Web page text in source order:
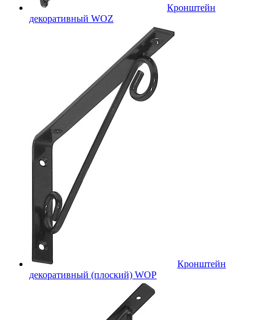
Кронштейн
декоративный WOZ
Кронштейн
декоративный (плоский) WOP